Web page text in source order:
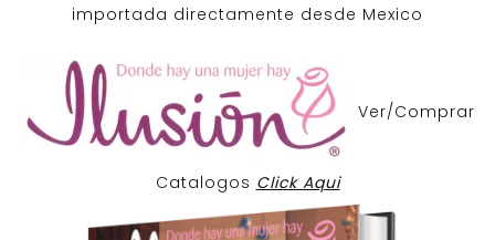
importada directamente desde Mexico
Ver/Comprar
Catalogos Click Aqui